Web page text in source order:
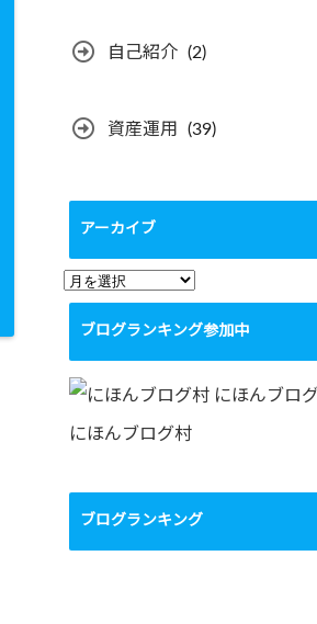
自己紹介 (2)
資産運用 (39)
アーカイブ
ア
ー
イ
ブ
ブログランキング参加中
にほんブログ村
ブログランキング